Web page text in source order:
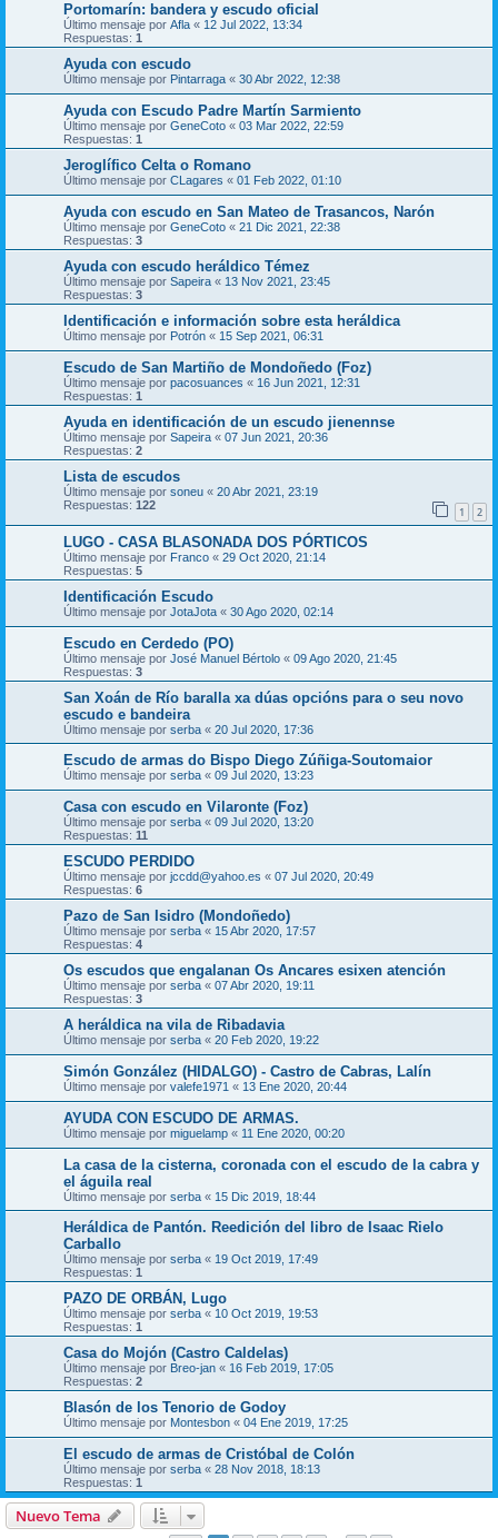
Portomarín: bandera y escudo oficial
Último mensaje por Afla « 12 Jul 2022, 13:34
Respuestas: 1
Ayuda con escudo
Último mensaje por Pintarraga « 30 Abr 2022, 12:38
Ayuda con Escudo Padre Martín Sarmiento
Último mensaje por GeneCoto « 03 Mar 2022, 22:59
Respuestas: 1
Jeroglífico Celta o Romano
Último mensaje por CLagares « 01 Feb 2022, 01:10
Ayuda con escudo en San Mateo de Trasancos, Narón
Último mensaje por GeneCoto « 21 Dic 2021, 22:38
Respuestas: 3
Ayuda con escudo heráldico Témez
Último mensaje por Sapeira « 13 Nov 2021, 23:45
Respuestas: 3
Identificación e información sobre esta heráldica
Último mensaje por Potrón « 15 Sep 2021, 06:31
Escudo de San Martiño de Mondoñedo (Foz)
Último mensaje por pacosuances « 16 Jun 2021, 12:31
Respuestas: 1
Ayuda en identificación de un escudo jienennse
Último mensaje por Sapeira « 07 Jun 2021, 20:36
Respuestas: 2
Lista de escudos
Último mensaje por soneu « 20 Abr 2021, 23:19
Respuestas: 122 1 2
LUGO - CASA BLASONADA DOS PÓRTICOS
Último mensaje por Franco « 29 Oct 2020, 21:14
Respuestas: 5
Identificación Escudo
Último mensaje por JotaJota « 30 Ago 2020, 02:14
Escudo en Cerdedo (PO)
Último mensaje por José Manuel Bértolo « 09 Ago 2020, 21:45
Respuestas: 3
San Xoán de Río baralla xa dúas opcións para o seu novo
escudo e bandeira
Último mensaje por serba « 20 Jul 2020, 17:36
Escudo de armas do Bispo Diego Zúñiga-Soutomaior
Último mensaje por serba « 09 Jul 2020, 13:23
Casa con escudo en Vilaronte (Foz)
Último mensaje por serba « 09 Jul 2020, 13:20
Respuestas: 11
ESCUDO PERDIDO
Último mensaje por jccdd@yahoo.es « 07 Jul 2020, 20:49
Respuestas: 6
Pazo de San Isidro (Mondoñedo)
Último mensaje por serba « 15 Abr 2020, 17:57
Respuestas: 4
Os escudos que engalanan Os Ancares esixen atención
Último mensaje por serba « 07 Abr 2020, 19:11
Respuestas: 3
A heráldica na vila de Ribadavia
Último mensaje por serba « 20 Feb 2020, 19:22
Simón González (HIDALGO) - Castro de Cabras, Lalín
Último mensaje por valefe1971 « 13 Ene 2020, 20:44
AYUDA CON ESCUDO DE ARMAS.
Último mensaje por miguelamp « 11 Ene 2020, 00:20
La casa de la cisterna, coronada con el escudo de la cabra y
el águila real
Último mensaje por serba « 15 Dic 2019, 18:44
Heráldica de Pantón. Reedición del libro de Isaac Rielo
Carballo
Último mensaje por serba « 19 Oct 2019, 17:49
Respuestas: 1
PAZO DE ORBÁN, Lugo
Último mensaje por serba « 10 Oct 2019, 19:53
Respuestas: 1
Casa do Mojón (Castro Caldelas)
Último mensaje por Breo-jan « 16 Feb 2019, 17:05
Respuestas: 2
Blasón de los Tenorio de Godoy
Último mensaje por Montesbon « 04 Ene 2019, 17:25
El escudo de armas de Cristóbal de Colón
Último mensaje por serba « 28 Nov 2018, 18:13
Respuestas: 1
Nuevo Tema